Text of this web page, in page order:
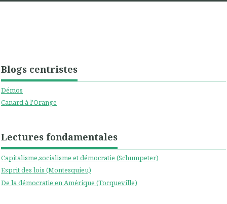
Blogs centristes
Démos
Canard à l'Orange
Lectures fondamentales
Capitalisme,socialisme et démocratie (Schumpeter)
Esprit des lois (Montesquieu)
De la démocratie en Amérique (Tocqueville)